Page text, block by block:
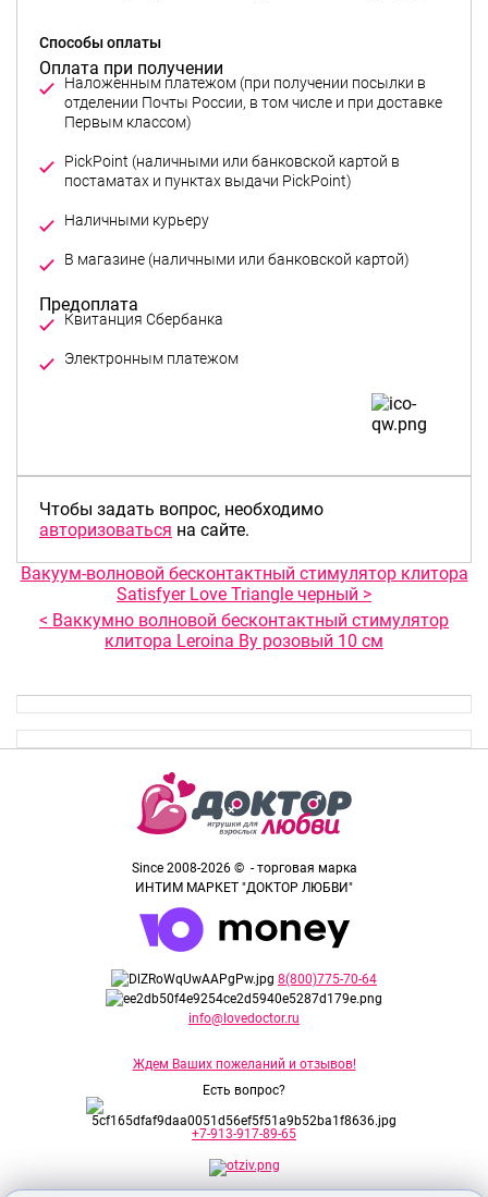
Способы оплаты
Оплата при получении
Предоплата
Чтобы задать вопрос, необходимо
авторизоваться на сайте.
Вакуум-волновой бесконтактный стимулятор клитора
Satisfyer Love Triangle черный >
< Ваккумно волновой бесконтактный стимулятор
клитора Leroina By розовый 10 см
Since 2008-2026 © - торговая марка
ИНТИМ МАРКЕТ "ДОКТОР ЛЮБВИ"
8(800)775-70-64
info@lovedoctor.ru
Ждем Ваших пожеланий и отзывов!
Есть вопрос?
+7-913-917-89-65